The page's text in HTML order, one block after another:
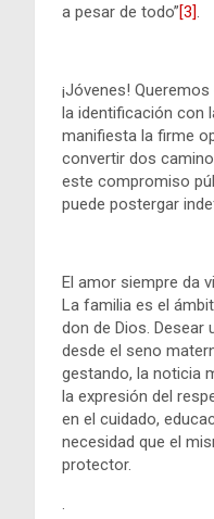
a pesar de todo”[3]
¡Jóvenes!
la identificación con
manifiesta la firme
convertir dos
este compromiso
puede postergar
El amor siempre da
La familia es el
don de Dios.
desde el seno
gestando, la noticia
la expresión del
en el cuidado,
necesidad que el
protector.